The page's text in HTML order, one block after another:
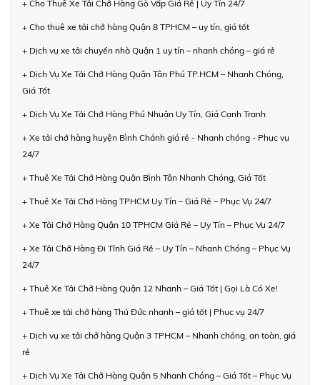
+ Cho Thuê Xe Tải Chở Hàng Gò Vấp Giá Rẻ | Uy Tín 24/7
+ Cho thuê xe tải chở hàng Quận 8 TPHCM – uy tín, giá tốt
+ Dịch vụ xe tải chuyển nhà Quận 1 uy tín – nhanh chóng – giá rẻ
+ Dịch Vụ Xe Tải Chở Hàng Quận Tân Phú TP.HCM – Nhanh Chóng,
Giá Tốt
+ Dịch Vụ Xe Tải Chở Hàng Phú Nhuận Uy Tín, Giá Cạnh Tranh
+ Xe tải chở hàng huyện Bình Chánh giá rẻ - Nhanh chóng - Phục vụ
24/7
+ Thuê Xe Tải Chở Hàng Quận Bình Tân Nhanh Chóng, Giá Tốt
+ Thuê Xe Tải Chở Hàng TPHCM Uy Tín – Giá Rẻ – Phục Vụ 24/7
+ Xe Tải Chở Hàng Quận 10 TPHCM Giá Rẻ – Uy Tín – Phục Vụ 24/7
+ Xe Tải Chở Hàng Đi Tỉnh Giá Rẻ – Uy Tín – Nhanh Chóng – Phục Vụ
24/7
+ Thuê Xe Tải Chở Hàng Quận 12 Nhanh – Giá Tốt | Gọi Là Có Xe!
+ Thuê xe tải chở hàng Thủ Đức nhanh – giá tốt | Phục vụ 24/7
+ Dịch vụ xe tải chở hàng Quận 3 TPHCM – Nhanh chóng, an toàn, giá
rẻ
+ Dịch Vụ Xe Tải Chở Hàng Quận 5 Nhanh Chóng – Giá Tốt – Phục Vụ